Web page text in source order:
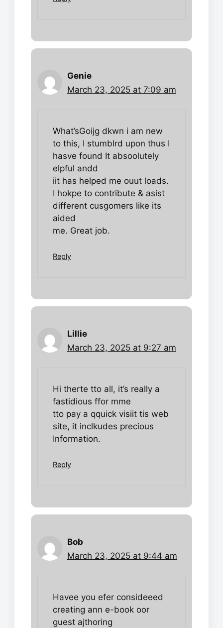
Genie
March 23, 2025 at 7:09 am
What’sGoijg dkwn i am new
to this, I stumblrd upon thus I
hasve found It absoolutely
elpful andd
iit has helped me ouut loads.
I hokpe to contribute & asist
different cusgomers like its
aided
me. Great job.
Reply
Lillie
March 23, 2025 at 9:27 am
Hi therte tto all, it’s really a
fastidious ffor mme
tto pay a qquick visiit tis web
site, it inclkudes precious
Information.
Reply
Bob
March 23, 2025 at 9:44 am
Havee you efer consideeed
creating ann e-book oor
guest ajthoring